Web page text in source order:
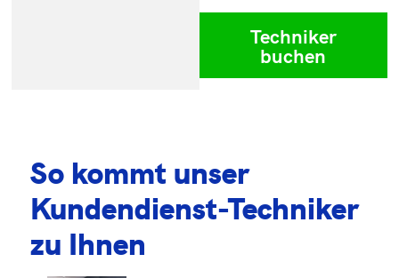
Techniker
buchen
So kommt unser
Kundendienst-Techniker
zu Ihnen